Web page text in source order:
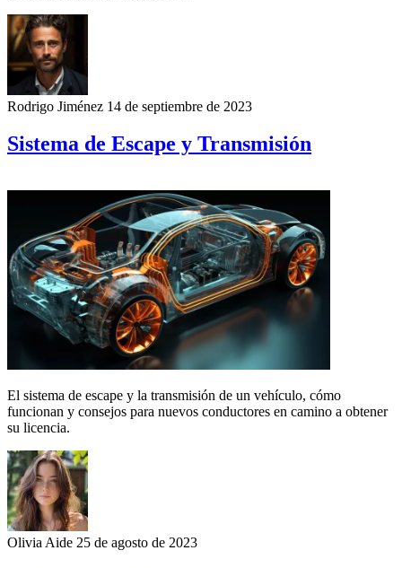
Rodrigo Jiménez 14 de septiembre de 2023
Sistema de Escape y Transmisión
El sistema de escape y la transmisión de un vehículo, cómo
funcionan y consejos para nuevos conductores en camino a obtener
su licencia.
Olivia Aide 25 de agosto de 2023